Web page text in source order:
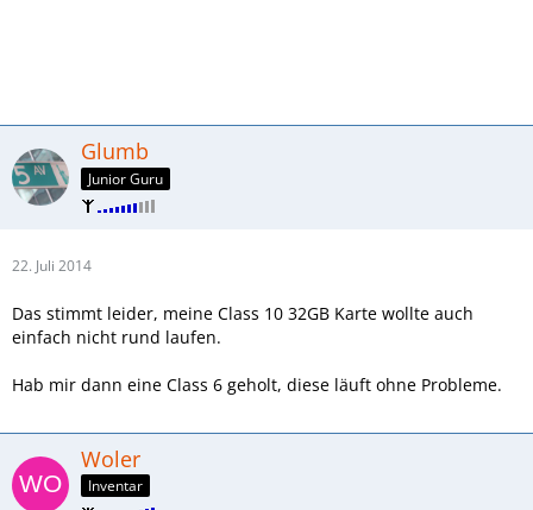
Glumb
Junior Guru
22. Juli 2014
Das stimmt leider, meine Class 10 32GB Karte wollte auch
einfach nicht rund laufen.
Hab mir dann eine Class 6 geholt, diese läuft ohne Probleme.
Woler
Inventar